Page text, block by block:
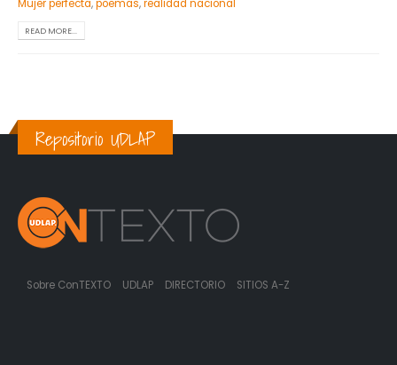
Mujer perfecta,poemas,realidad nacional
READ MORE...
Repositorio UDLAP
Sobre ConTEXTO UDLAP DIRECTORIO SITIOS A-Z